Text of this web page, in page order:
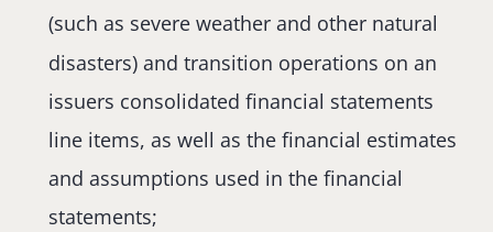
(such as severe weather and other natural
disasters) and transition operations on an
issuers consolidated financial statements
line items, as well as the financial estimates
and assumptions used in the financial
statements;